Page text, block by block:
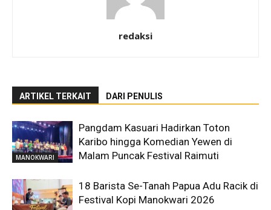
redaksi
ARTIKEL TERKAIT DARI PENULIS
MANOKWARI
Pangdam Kasuari Hadirkan Toton
Karibo hingga Komedian Yewen di
Malam Puncak Festival Raimuti
18 Barista Se-Tanah Papua Adu Racik di
Festival Kopi Manokwari 2026